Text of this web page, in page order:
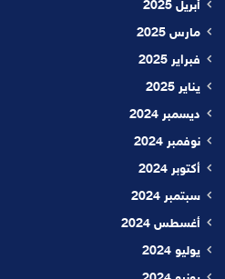
أبريل 2025
مارس 2025
فبراير 2025
يناير 2025
ديسمبر 2024
نوفمبر 2024
أكتوبر 2024
سبتمبر 2024
أغسطس 2024
يوليو 2024